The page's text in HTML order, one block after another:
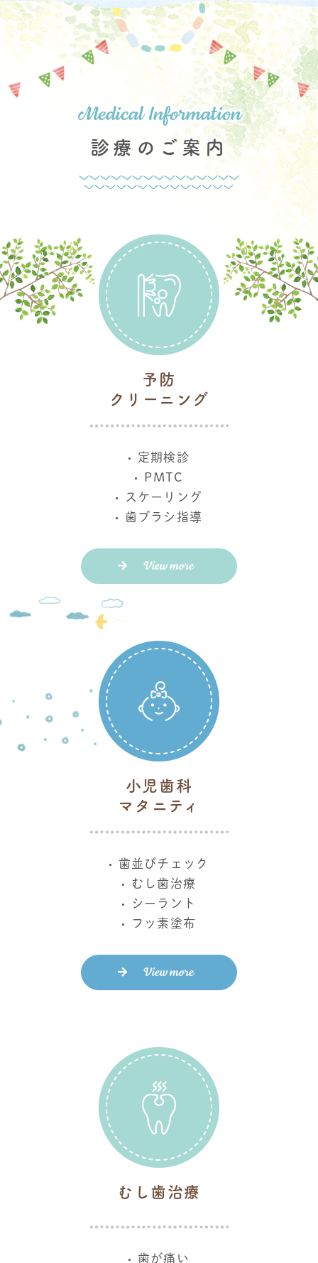
診療のご案内
予防
クリーニング
定期検診
PMTC
スケーリング
歯ブラシ指導
View more
小児歯科
マタニティ
歯並びチェック
むし歯治療
シーラント
フッ素塗布
View more
むし歯治療
歯が痛い